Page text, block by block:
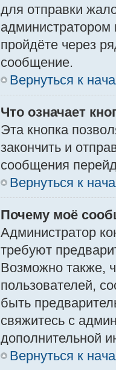
для отправки
пройдёте через
сообщение.
Вернуться к
Что означает
Эта кнопка
закончить и
сообщения
Вернуться к
Почему моё
Администратор
требуют
Возможно также,
пользователей,
быть
свяжитесь с
дополнительной
Вернуться к